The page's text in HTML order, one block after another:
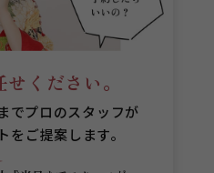
ください。
でプロのスタッフが
をご提案します。